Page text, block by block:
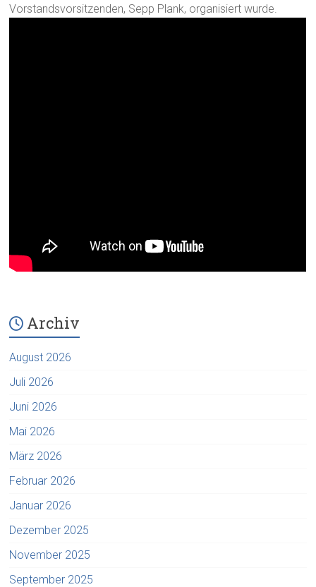
Vorstandsvorsitzenden, Sepp Plank, organisiert wurde.
Archiv
August 2026
Juli 2026
Juni 2026
Mai 2026
März 2026
Februar 2026
Januar 2026
Dezember 2025
November 2025
September 2025